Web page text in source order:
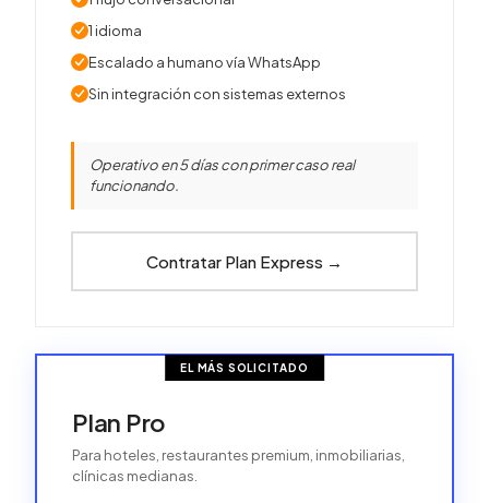
1 idioma
Escalado a humano vía WhatsApp
Sin integración con sistemas externos
Operativo en 5 días con primer caso real
funcionando.
Contratar Plan Express →
EL MÁS SOLICITADO
Plan Pro
Para hoteles, restaurantes premium, inmobiliarias,
clínicas medianas.